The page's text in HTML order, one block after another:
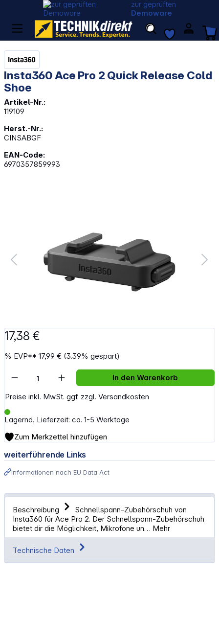
zur geprüften
Demoware
Insta360 Ace Pro 2 Quick Release Cold
Shoe
Artikel-Nr.:
119109
Herst.-Nr.:
CINSABGF
EAN-Code:
6970357859993
17,38 €
% EVP**17,99 € (3.39% gespart)
Preise inkl. MwSt. ggf. zzgl. Versandkosten
Lagernd, Lieferzeit: ca. 1-5 Werktage
Artikel Anzahl: Gib den gewünschten
In den Warenkorb
Zum Merkzettel hinzufügen
weiterführende Links
Informationen nach EU Data Act
Beschreibung
Schnellspann-Zubehörschuh von
Insta360 für Ace Pro 2. Der Schnellspann-Zubehörschuh
bietet dir die Möglichkeit, Mikrofone un… Mehr
Technische Daten